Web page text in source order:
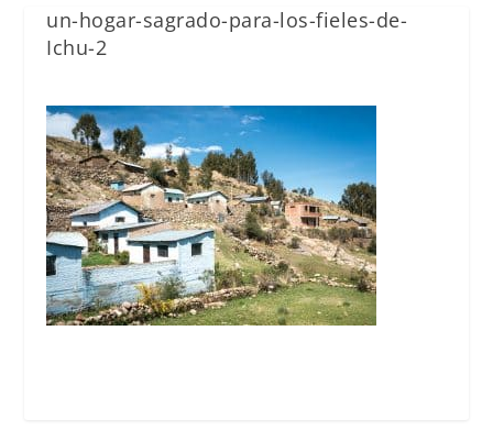
un-hogar-sagrado-para-los-fieles-de-
Ichu-2